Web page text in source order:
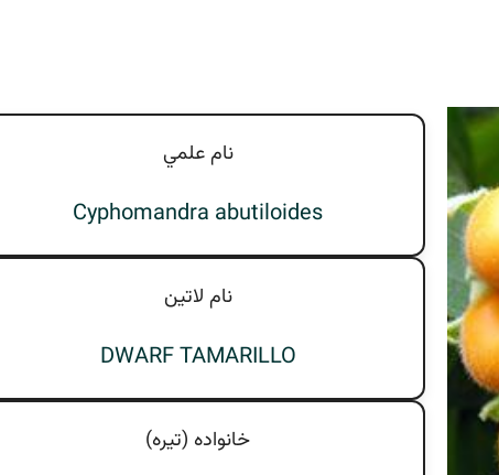
نام علمي
Cyphomandra abutiloides
نام لاتين
DWARF TAMARILLO
خانواده (تيره)